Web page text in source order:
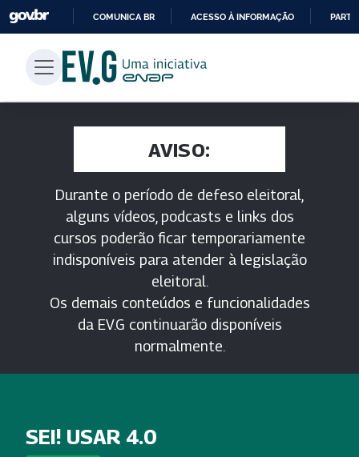
PARA
CONTEÚDO
COMUNICA BR ACESSO À INFORMAÇÃO
AVISO:
Durante o período de defeso eleitoral,
alguns vídeos, podcasts e links dos
cursos poderão ficar temporariamente
indisponíveis para atender à legislação
eleitoral.
Os demais conteúdos e funcionalidades
da EV.G continuarão disponíveis
normalmente.
SEI! USAR 4.0